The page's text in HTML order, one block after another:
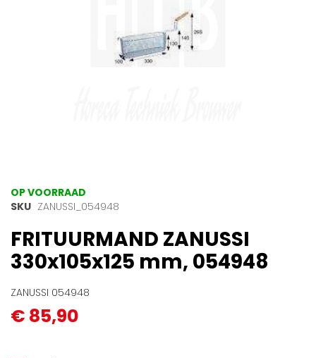
Ga
naar
begin
van
de
gallerij
OP VOORRAAD
SKU ZANUSSI_054948
FRITUURMAND ZANUSSI
330x105x125 mm, 054948
ZANUSSI 054948
€ 85,90